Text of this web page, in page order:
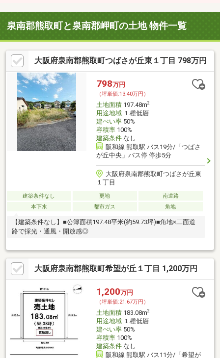
泉南郡熊取町と泉南郡岬町の土地 物件一覧
大阪府泉南郡熊取町つばさが丘東１丁目 798万円
798万円
（坪単価:13.40万円）
土地面積197.48m2
用途地域１種低層
建ぺい率50%
容積率100%
建築条件なし
阪和線 熊取駅 バス19分/「つばさ
が丘中央」バス停 停歩5分
大阪府泉南郡熊取町つばさが丘東
１丁目
建築条件なし 更地
南道路
本下水
都市ガス 角地
【建築条件なし】■公簿面積197.48平米(約59.73坪)■角地×二面道
路で採光・通風・開放感◎
大阪府泉南郡熊取町希望が丘１丁目 1,200万円
1,200万円
（坪単価:21.67万円）
土地面積183.08m2
用途地域１種低層
建ぺい率50%
容積率100%
建築条件なし
阪和線 熊取駅 バス11分/「希望が